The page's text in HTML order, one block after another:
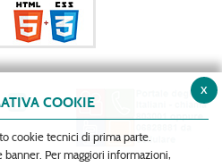
x
COOKIE
cookie tecnici di prima parte.
Per maggiori informazioni,